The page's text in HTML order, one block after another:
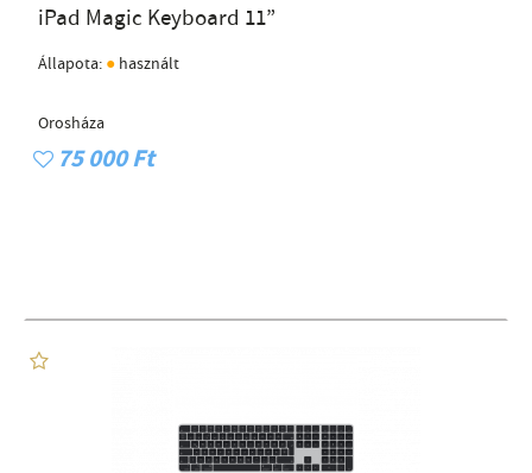
iPad Magic Keyboard 11”
Állapota: ● használt
Orosháza
75 000 Ft